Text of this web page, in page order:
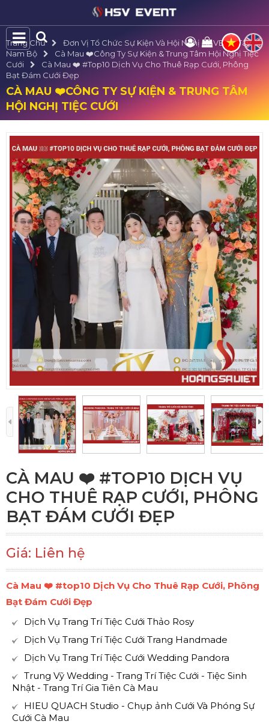
Trang Chủ
Đơn Vị Tổ Chức Sự Kiện Và Hội Nghị HSVE Tại Tây
Nam Bộ
Cà Mau ❤️️Công Ty Sự Kiện & Trung Tâm Hội Nghị Tiệc
Cưới
Cà Mau ❤️️ #top10 Dịch Vụ Cho Thuê Rạp Cưới, Phông
Bạt Đám Cưới Đẹp
CÀ MAU ❤️️CÔNG TY SỰ KIỆN & TRUNG TÂM
HỘI NGHỊ TIỆC CƯỚI
CÀ MAU ❤️️ #TOP10 DỊCH VỤ
CHO THUÊ RẠP CƯỚI, PHÔNG
BẠT ĐÁM CƯỚI ĐẸP
Giá: Liên hệ
Cà Mau ❤️️ #top10 Dịch Vụ Cho Thuê Rạp Cưới, Phông
Bạt Đám Cưới Đẹp
Dịch Vụ Trang Trí Tiệc Cưới Thảo Rosy
Dịch Vụ Trang Trí Tiệc Cưới Trang Handmade
Dịch Vụ Trang Trí Tiệc Cưới Wedding Pandora
Trung Vỹ Wedding - Trang Trí Tiệc Cưới - Tiệc Sinh
Nhật - Trang Trí Gia Tiên Cà Mau
HIEU QUACH Studio - Chụp ảnh Cưới Và Phóng Sự
Cưới Cà Mau